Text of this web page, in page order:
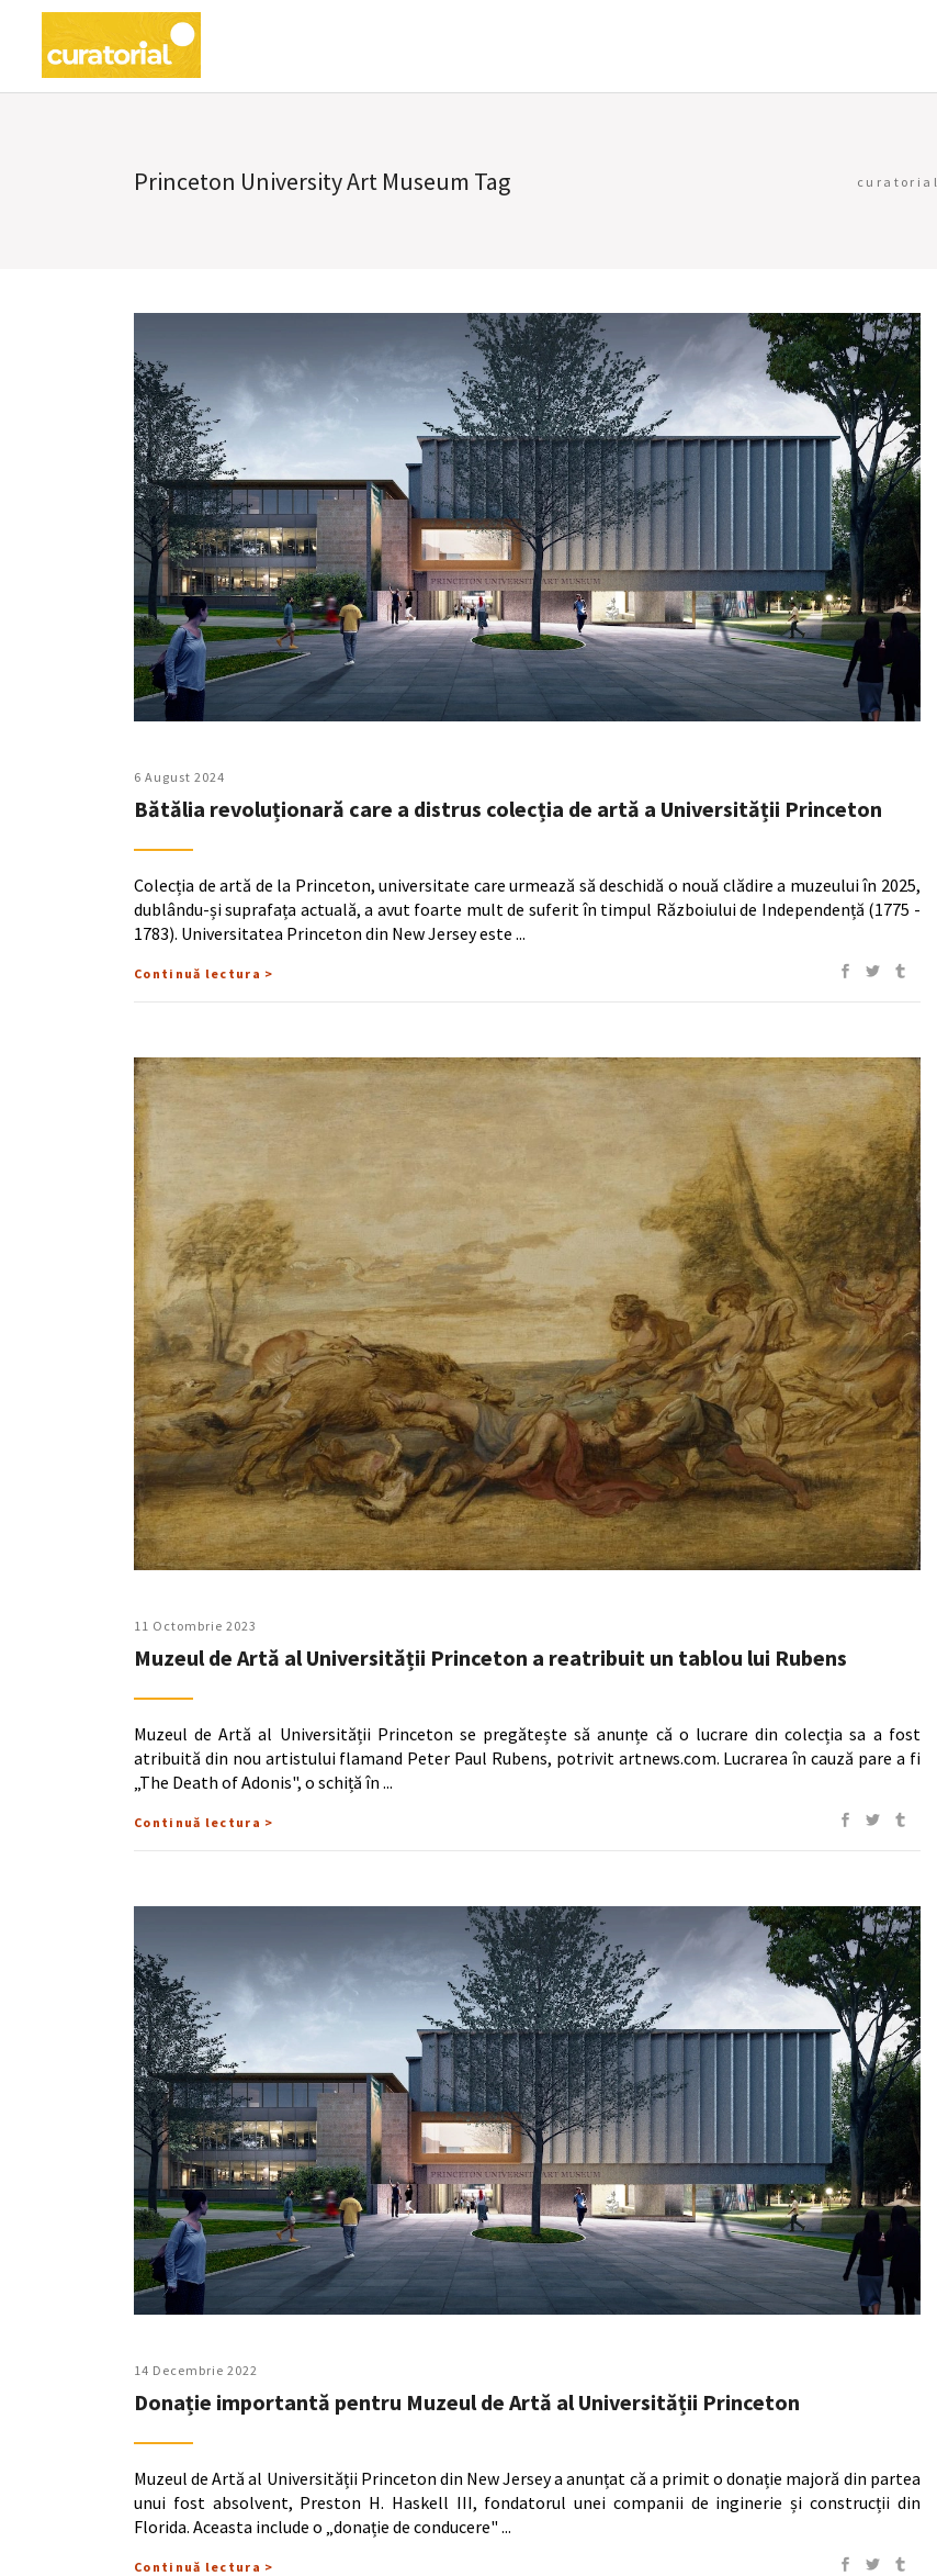
Princeton University Art Museum Tag curatorial
6 August 2024
Bătălia revoluționară care a distrus colecția de artă a Universității Princeton
Colecția de artă de la Princeton, universitate care urmează să deschidă o nouă clădire a muzeului în 2025,
dublându-și suprafața actuală, a avut foarte mult de suferit în timpul Războiului de Independență (1775 -
1783). Universitatea Princeton din New Jersey este
Continuă lectura >
11 Octombrie 2023
Muzeul de Artă al Universității Princeton a reatribuit un tablou lui Rubens
Muzeul de Artă al Universității Princeton se pregătește să anunțe că o lucrare din colecția sa a fost
atribuită din nou artistului flamand Peter Paul Rubens, potrivit artnews.com. Lucrarea în cauză pare a fi
„The Death of Adonis", o schiță în
Continuă lectura >
14 Decembrie 2022
Donație importantă pentru Muzeul de Artă al Universității Princeton
Muzeul de Artă al Universității Princeton din New Jersey a anunțat că a primit o donație majoră din partea
unui fost absolvent, Preston H. Haskell III, fondatorul unei companii de inginerie și construcții din
Florida. Aceasta include o „donație de conducere"
Continuă lectura >